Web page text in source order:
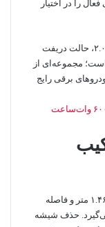
را در اختیار
در کنار این سیستم، آواتار ۱۲ جدید به دستیار پارک ۲.۰، حالت دریفت
مجموعه‌ای از
برقی رایج
چری از باتری حالت جامد با چگالی ۶۰۰ وات‌ساعت
آواتار ۱۲ با طول ۵.۰۲ متر، عرض ۱.۹۹ متر، ارتفاع ۱.۴۶ متر و فاصله
می‌گیرد. حذف شیشه